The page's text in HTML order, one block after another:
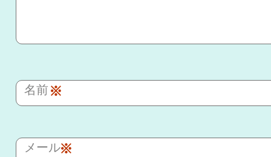
名前 ※
メール※